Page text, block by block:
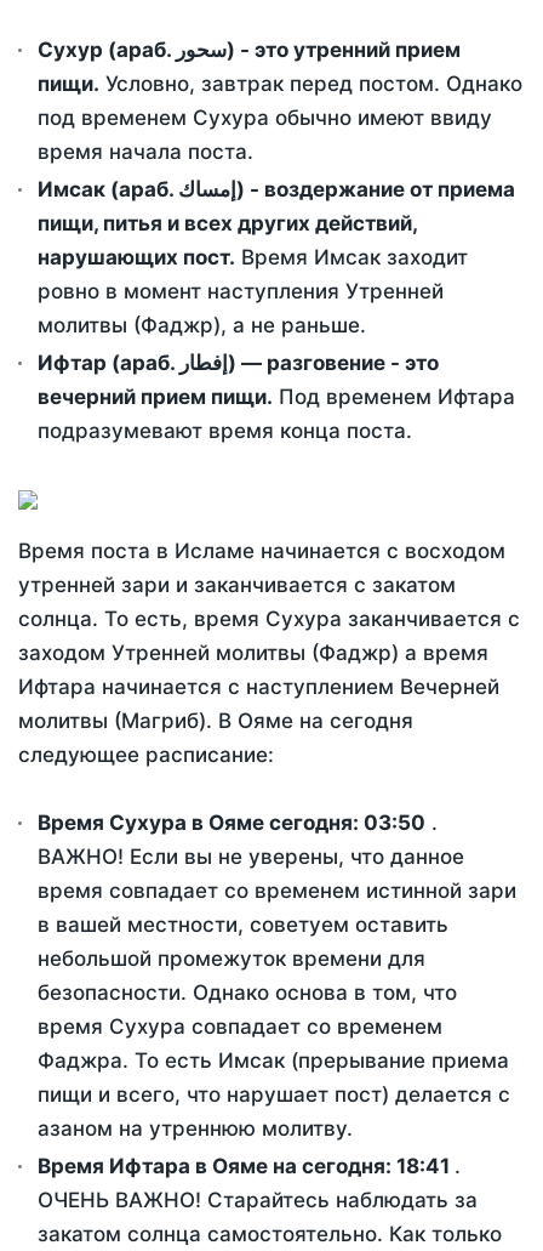
Сухур (араб. سحور) - это утренний прием
пищи. Условно, завтрак перед постом. Однако
под временем Сухура обычно имеют ввиду
время начала поста.
Имсак (араб. إمساك) - воздержание от приема
пищи, питья и всех других действий,
нарушающих пост. Время Имсак заходит
ровно в момент наступления Утренней
молитвы (Фаджр), а не раньше.
Ифтар (араб. إفطار) — разговение - это
вечерний прием пищи. Под временем Ифтара
подразумевают время конца поста.
Время поста в Исламе начинается с восходом
утренней зари и заканчивается с закатом
солнца. То есть, время Сухура заканчивается с
заходом Утренней молитвы (Фаджр) а время
Ифтара начинается с наступлением Вечерней
молитвы (Магриб). В Ояме на сегодня
следующее расписание:
Время Сухура в Ояме сегодня: 03:50 .
ВАЖНО! Если вы не уверены, что данное
время совпадает со временем истинной зари
в вашей местности, советуем оставить
небольшой промежуток времени для
безопасности. Однако основа в том, что
время Сухура совпадает со временем
Фаджра. То есть Имсак (прерывание приема
пищи и всего, что нарушает пост) делается с
азаном на утреннюю молитву.
Время Ифтара в Ояме на сегодня: 18:41 .
ОЧЕНЬ ВАЖНО! Старайтесь наблюдать за
закатом солнца самостоятельно. Как только